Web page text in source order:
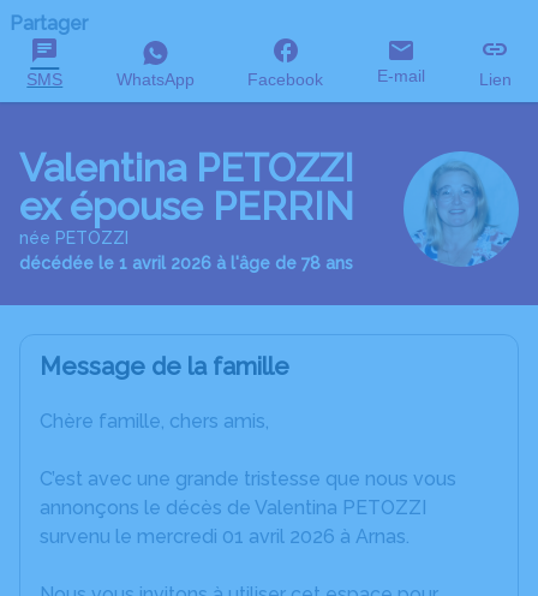
Partager
SMS WhatsApp Facebook E-mail Lien
Valentina PETOZZI
ex épouse PERRIN
née PETOZZI
décédée le 1 avril 2026 à l'âge de 78 ans
Message de la famille
Chère famille, chers amis,
C’est avec une grande tristesse que nous vous
annonçons le décès de Valentina PETOZZI
survenu le mercredi 01 avril 2026 à Arnas.